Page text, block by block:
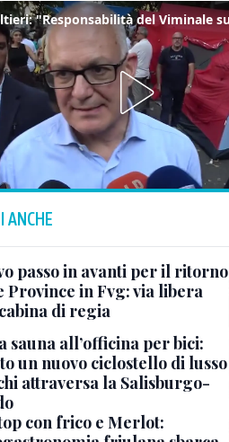
ANCHE
passo in avanti per il ritorno
Province in Fvg: via libera
di regia
sauna all’officina per bici:
un nuovo ciclostello di lusso
attraversa la Salisburgo-
con frico e Merlot: